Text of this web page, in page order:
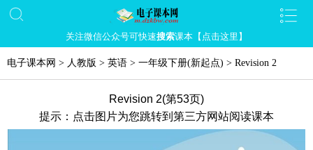
关注微信公众号可快速搜索课本【点击这里】
电子课本网 > 人教版 > 英语 > 一年级下册(新起点) > Revision 2
Revision 2(第53页)
提示：点击图片为您跳转到第三方网站阅读课本